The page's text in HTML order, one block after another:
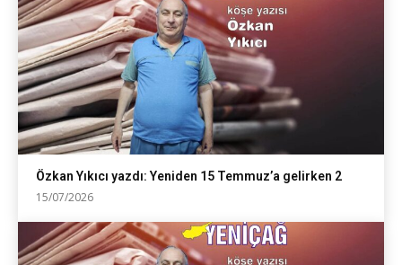
Özkan Yıkıcı yazdı: Yeniden 15 Temmuz’a gelirken 2
15/07/2026